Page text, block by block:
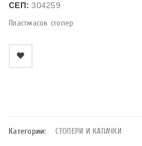
СЕП:304259
Пластмасов стопер
Категории: СТОПЕРИ И КАПАЧКИ